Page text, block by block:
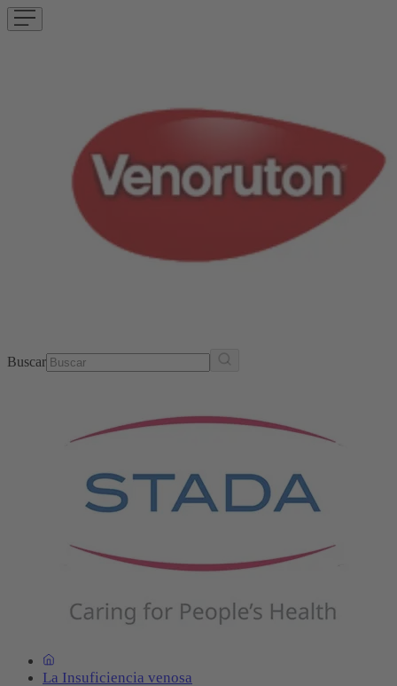
Buscar
La Insuficiencia venosa